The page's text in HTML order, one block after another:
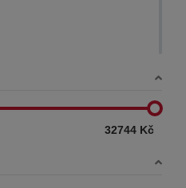
32744 Kč